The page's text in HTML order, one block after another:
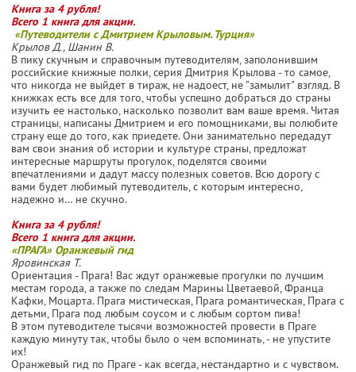
Книга за 4 рубля!
Всего 1 книга для акции.
«Путеводители с Дмитрием Крыловым. Турция»
Крылов Д., Шанин В.
В пику скучным и справочным путеводителям, заполонившим
российские книжные полки, серия Дмитрия Крылова - то самое,
что никогда не выйдет в тираж, не надоест, не "замылит" взгляд. В
книжках есть все для того, чтобы успешно добраться до страны
изучить ее настолько, насколько позволит вам ваше время. Читая
страницы, написаны Дмитрием и его помощниками, вы полюбите
страну еще до того, как приедете. Они занимательно передадут
вам свои знания об истории и культуре страны, предложат
интересные маршруты прогулок, поделятся своими
впечатлениями и дадут массу полезных советов. Всю дорогу с
вами будет любимый путеводитель, с которым интересно,
надежно и… не скучно.
Книга за 4 рубля!
Всего 1 книга для акции.
«ПРАГА» Оранжевый гид
Яровинская Т.
Ориентация - Прага! Вас ждут оранжевые прогулки по лучшим
местам города, а также по следам Марины Цветаевой, Франца
Кафки, Моцарта. Прага мистическая, Прага романтическая, Прага с
детьми, Прага под любым соусом и с любым сортом пива!
В этом путеводителе тысячи возможностей провести в Праге
каждую минуту так, чтобы было о чем вспоминать, - не упустите
их!
Оранжевый гид по Праге - как всегда, нестандартно и с чувством.